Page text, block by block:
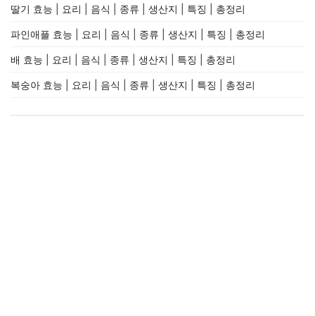
딸기 효능 | 요리 | 음식 | 종류 | 생산지 | 특징 | 총정리
파인애플 효능 | 요리 | 음식 | 종류 | 생산지 | 특징 | 총정리
배 효능 | 요리 | 음식 | 종류 | 생산지 | 특징 | 총정리
복숭아 효능 | 요리 | 음식 | 종류 | 생산지 | 특징 | 총정리